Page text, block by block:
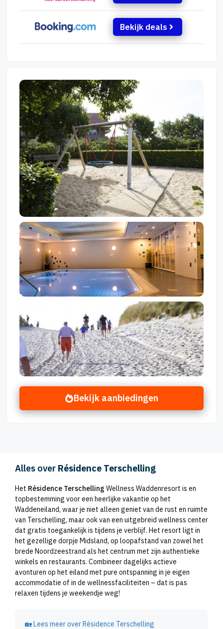
Bekijk aanbiedingen
Bekijk deals
Alles over Résidence Terschelling
Het Résidence Terschelling Wellness Waddenresort is en
topbestemming voor een heerlijke vakantie op het
Waddeneiland, waar je niet alleen geniet van de rust en ruimte
van Terschelling, maar ook van een uitgebreid wellness center
dat gratis toegankelijk is tijdens je verblijf. Het resort ligt in
het gezellige dorpje Midsland, op loopafstand van zowel het
brede Noordzeestrand als het centrum met zijn authentieke
winkels en restaurants. Combineer dagelijks actieve
avonturen op het eiland met pure ontspanning in je eigen
accommodatie of in de wellnessfaciliteiten – dat is pas
relaxen tijdens je weekendje weg!
🏡Lees meer over Résidence Terschelling